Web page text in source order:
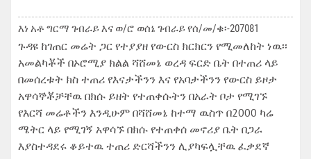
እነ አቶ ግርማ ገብራይ እና ወ/ሮ ወሰኔ ገብራይ የሰ/መ/ቁ፡-207081
ጉዳዩ ከገጠር መሬት ጋር የተያያዘ የውርስ ክርክርን የሚመለከት ነዉ፡፡
አመልካቾች በኦሮሚያ ክልል ሻሸመኔ ወረዳ ፍርድ ቤት በተጠሪ ላይ
በመሰረቱት ክስ ተጠሪ የእናታችንን እና የአባታችንን የውርስ ይዞታ
አዋሳኞቾቻቸዉ በክሱ ይዘት የተጠቀሱትን በአራት ቦታ የሚገኙ
የእርሻ መሬቶችን እንዲሁም በሻሸመኔ ከተማ ዉስጥ በ2000 ካሬ
ሜትር ላይ የሚገኝ አዋሳኙ በክሱ የተጠቀሰ መኖሪያ ቤት በጋራ
እያስተዳደሩ ቆይተዉ ተጠሪ ድርሻችንን ሊያካፍሏቸዉ ፈቃደኛ